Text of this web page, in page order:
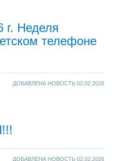
г. Неделя
телефоне
ДОБАВЛЕНА НОВОСТЬ 02.02.2026
ДОБАВЛЕНА НОВОСТЬ 02.02.2026